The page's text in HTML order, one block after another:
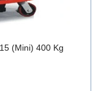
(Mini) 400 Kg